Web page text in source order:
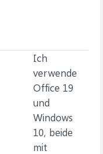
Ich
verwende
Office 19
und
Windows
10, beide
mit